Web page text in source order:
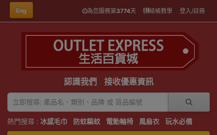
Eng 為您服務第3774天 結帳教學 登入/註冊
認識我們 接收優惠資訊
熱門搜尋 : 冰感毛巾 防蚊驅蚊 電動輪椅 風扇衣 玩水必備